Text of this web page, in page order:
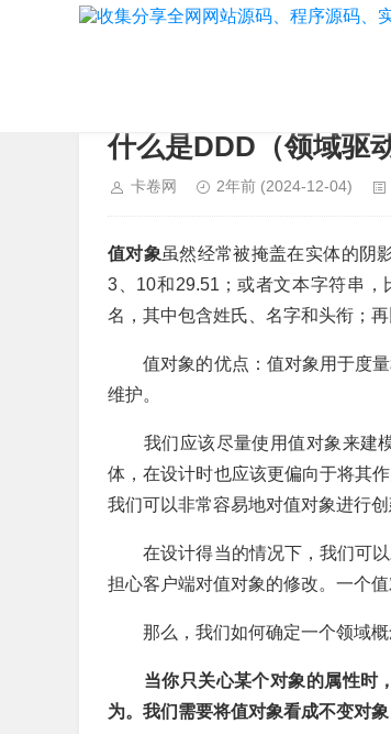
什么是DDD（领域驱
卡卷网 2年前 (2024-12-04)
值对象虽然经常被掩盖在实体的阴
3、10和29.51；或者文本字符串，
名，其中包含姓氏、名字和头衔；
值对象的优点：值对象用于度量
维护。
我们应该尽量使用值对象来建模
体，在设计时也应该更偏向于将其
我们可以非常容易地对值对象进行
在设计得当的情况下，我们可以
担心客户端对值对象的修改。一个
那么，我们如何确定一个领域概
当你只关心某个对象的属性时，
为。我们需要将值对象看成不变对